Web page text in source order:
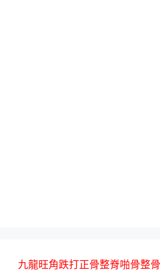
九龍旺角跌打正骨整脊啪骨整